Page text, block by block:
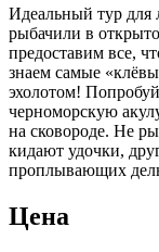
Идеальный тур
рыбачили в
предоставим все,
знаем самые
эхолотом!
черноморскую
на сковороде. Не
кидают удочки,
проплывающих
Цена